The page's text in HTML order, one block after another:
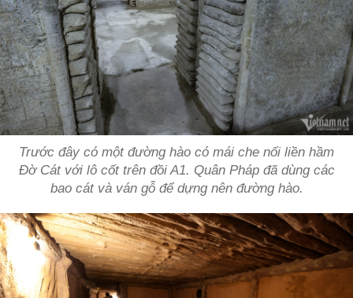
Trước đây có một đường hào có mái che nối liền hầm
Đờ Cát với lô cốt trên đồi A1. Quân Pháp đã dùng các
bao cát và ván gỗ để dựng nên đường hào.